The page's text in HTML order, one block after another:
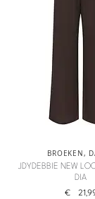
BROEKEN,
JDYDEBBIE NEW
DIA
€